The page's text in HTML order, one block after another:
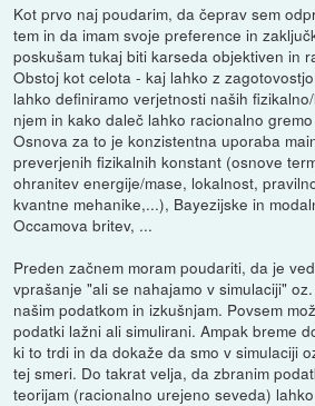
Kot prvo naj poudarim, da čeprav sem
tem in da imam svoje preference in
poskušam tukaj biti karseda objektiven in
Obstoj kot celota - kaj lahko z
lahko definiramo verjetnosti naših
njem in kako daleč lahko racionalno
Osnova za to je konzistentna uporaba
preverjenih fizikalnih konstant (osnove
ohranitev energije/mase, lokalnost,
kvantne mehanike,...), Bayezijske in
Occamova britev, ...
Preden začnem moram poudariti, da je
vprašanje "ali se nahajamo v simulaciji"
našim podatkom in izkušnjam. Povsem
podatki lažni ali simulirani. Ampak breme
ki to trdi in da dokaže da smo v simulaciji
tej smeri. Do takrat velja, da zbranim
teorijam (racionalno urejeno seveda)